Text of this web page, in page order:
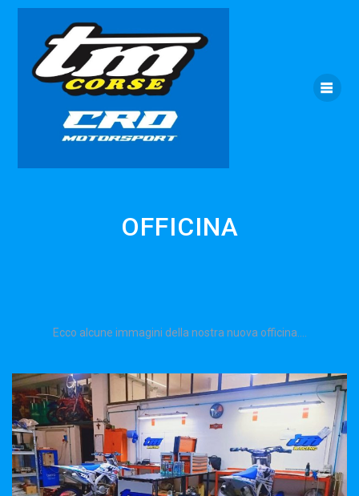
Skip
content
OFFICINA
Ecco alcune immagini della nostra nuova officina….